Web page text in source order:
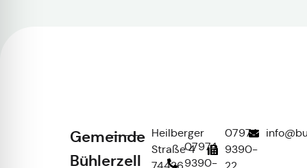
Gemeinde
Bühlerzell
Heilberger
Straße 407974
9390-
07974
9390-